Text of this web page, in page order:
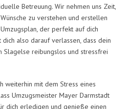
Betreuung. Wir nehmen uns Zeit,
zu verstehen und erstellen
der perfekt auf dich
dich also darauf verlassen, dass dein
Slagelse reibungslos und stressfrei
weiterhin mit dem Stress eines
Umzugsmeister Mayer Darmstadt
dich erledigen und genieße einen